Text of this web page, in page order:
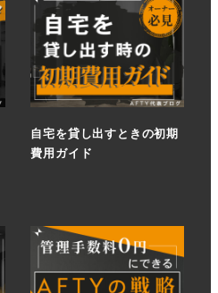
自宅を貸し出すときの初期
費用ガイド